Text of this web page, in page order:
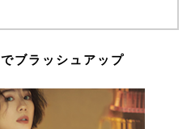
でブラッシュアップ